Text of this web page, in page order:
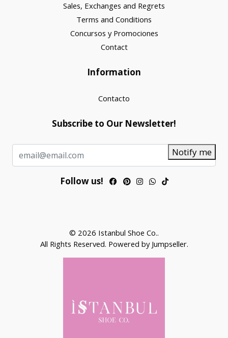
Sales, Exchanges and Regrets
Terms and Conditions
Concursos y Promociones
Contact
Information
Contacto
Subscribe to Our Newsletter!
Notify me
Follow us!
© 2026 Istanbul Shoe Co..
All Rights Reserved. Powered by Jumpseller.